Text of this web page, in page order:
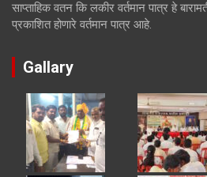
साप्ताहिक वतन कि लकीर वर्तमान पात्र हे
प्रकाशित होणारे वर्तमान पात्र आहे.
Gallary